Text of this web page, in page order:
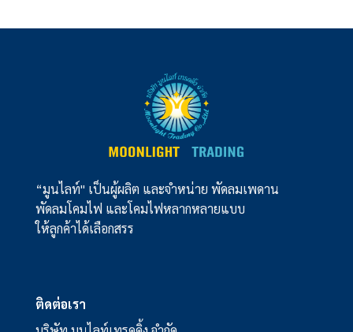
“มูนไลท์" เป็นผู้ผลิต และจำหน่าย พัดลมเพดาน
พัดลมโคมไฟ และโคมไฟหลากหลายแบบ
ให้ลูกค้าได้เลือกสรร
ติดต่อเรา